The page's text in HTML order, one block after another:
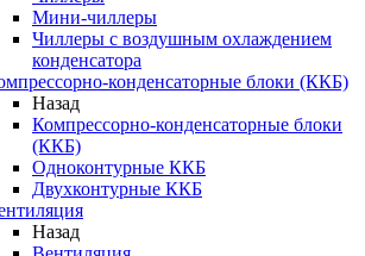
Мини-чиллеры
Чиллеры с воздушным охлаждением
конденсатора
конденсаторные блоки (ККБ)
Назад
Компрессорно-конденсаторные блоки
(ККБ)
Одноконтурные ККБ
Двухконтурные ККБ
Назад